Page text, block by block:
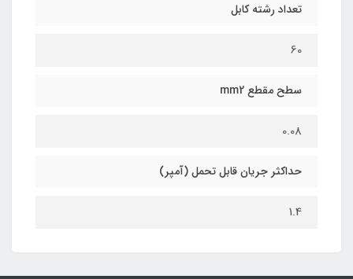
تعداد رشته کابل
60
سطح مقطع mm2
0.08
حداکثر جریان قابل تحمل (آمپر)
1.4